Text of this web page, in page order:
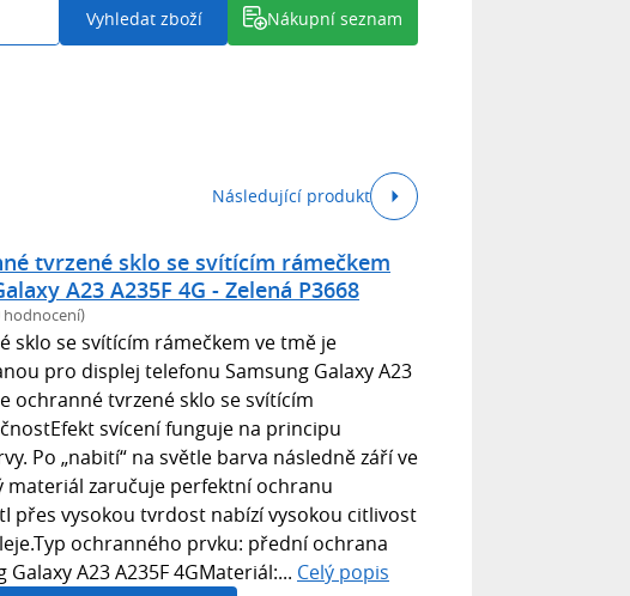
Vyhledat zboží Nákupní seznam
Následující produkt
tvrzené sklo se svítícím rámečkem
A23 A235F 4G - Zelená P3668
hodnocení)
sklo se svítícím rámečkem ve tmě je
pro displej telefonu Samsung Galaxy A23
ochranné tvrzené sklo se svítícím
svícení funguje na principu
Po „nabití“ na světle barva následně září ve
materiál zaručuje perfektní ochranu
přes vysokou tvrdost nabízí vysokou citlivost
ochranného prvku: přední ochrana
A23 A235F 4GMateriál:... Celý popis